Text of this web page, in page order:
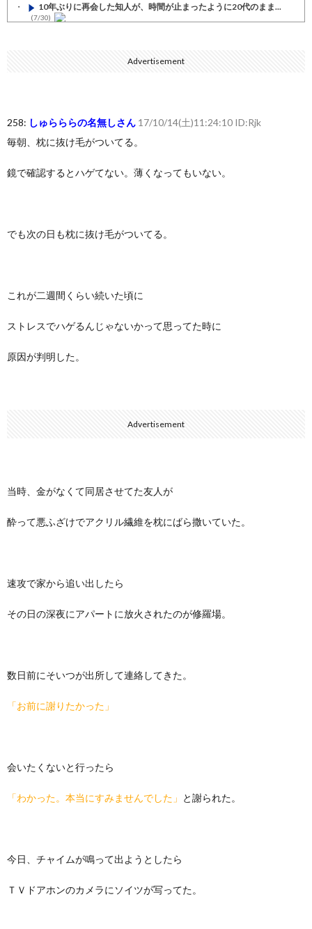
10年ぶりに再会した知人が、時間が止まったように20代のまま...
(7/30)
いきなり円高 (7/30)
(7/30)
Advertisement
258: しゅらららの名無しさん 17/10/14(土)11:24:10 ID:Rjk
毎朝、枕に抜け毛がついてる。
鏡で確認するとハゲてない。薄くなってもいない。
でも次の日も枕に抜け毛がついてる。
これが二週間くらい続いた頃に
ストレスでハゲるんじゃないかって思ってた時に
原因が判明した。
Advertisement
当時、金がなくて同居させてた友人が
酔って悪ふざけでアクリル繊維を枕にばら撒いていた。
速攻で家から追い出したら
その日の深夜にアパートに放火されたのが修羅場。
数日前にそいつが出所して連絡してきた。
「お前に謝りたかった」
会いたくないと行ったら
「わかった。本当にすみませんでした」 と謝られた。
今日、チャイムが鳴って出ようとしたら
ＴＶドアホンのカメラにソイツが写ってた。